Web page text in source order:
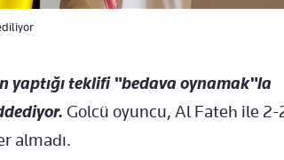
yaptığı teklifi "bedava oynamak"la
Golcü oyuncu, Al Fateh ile 2-
almadı.